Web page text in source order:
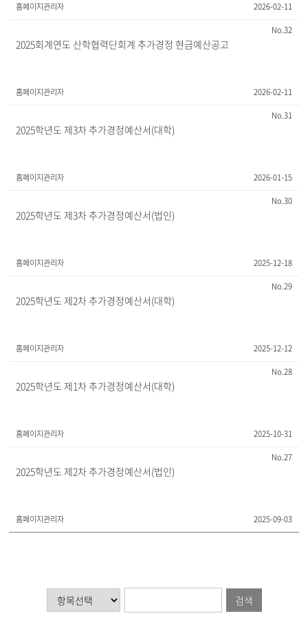
홈페이지관리자
2026-02-11
32
2025회계연도 산학협력단회계 추가경정 현금예산공고
홈페이지관리자
2026-02-11
31
2025학년도 제3차 추가경정예산서(대학)
홈페이지관리자
2026-01-15
30
2025학년도 제3차 추가경정예산서(법인)
홈페이지관리자
2025-12-18
29
2025학년도 제2차 추가경정예산서(대학)
홈페이지관리자
2025-12-12
28
2025학년도 제1차 추가경정예산서(대학)
홈페이지관리자
2025-10-31
27
2025학년도 제2차 추가경정예산서(법인)
홈페이지관리자 2025-09-03
검색